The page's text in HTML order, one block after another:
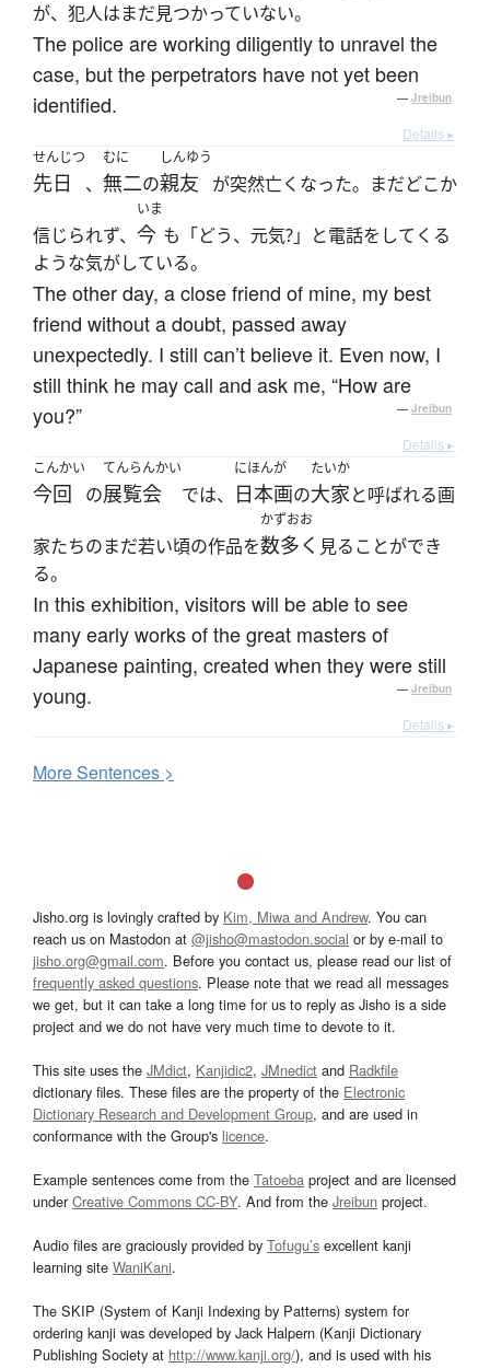
が、犯人はまだ見つかっていない。
The police are working diligently to unravel the
case, but the perpetrators have not yet been
identified.
— Jreibun
Details ▸
せんじつ
先日 、
むに
無二の
しんゆう
親友 が突然亡くなった。まだどこか
信じられず、
いま
今 も「どう、元気?」と電話をしてくる
ような気がしている。
The other day, a close friend of mine, my best
friend without a doubt, passed away
unexpectedly. I still can’t believe it. Even now, I
still think he may call and ask me, “How are
you?”
— Jreibun
Details ▸
こんかい
今回 の
てんらんかい
展覧会 では、
にほんが
日本画の
たいか
大家と呼ばれる画
家たちのまだ若い頃の作品を
かずおお
数多く 見ることができ
る。
In this exhibition, visitors will be able to see
many early works of the great masters of
Japanese painting, created when they were still
young.
— Jreibun
Details ▸
MoreSentences >
Jisho.org is lovingly crafted by Kim, Miwa and Andrew. You can
reach us on Mastodon at @jisho@mastodon.social or by e-mail to
jisho.org@gmail.com. Before you contact us, please read our list of
frequently asked questions. Please note that we read all messages
we get, but it can take a long time for us to reply as Jisho is a side
project and we do not have very much time to devote to it.
This site uses the JMdict, Kanjidic2, JMnedict and Radkfile
dictionary files. These files are the property of the Electronic
Dictionary Research and Development Group, and are used in
conformance with the Group's licence.
Example sentences come from the Tatoeba project and are licensed
underCreative Commons CC-BY. And from the Jreibun project.
Audio files are graciously provided by Tofugu’s excellent kanji
learning site WaniKani.
The SKIP (System of Kanji Indexing by Patterns) system for
ordering kanji was developed by Jack Halpern (Kanji Dictionary
Publishing Society at http://www.kanji.org/), and is used with his